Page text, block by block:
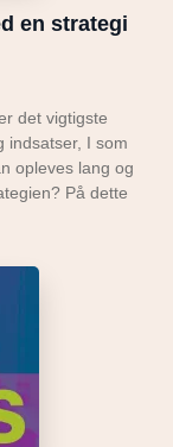
en strategi
det vigtigste
indsatser, I som
opleves lang og
På dette